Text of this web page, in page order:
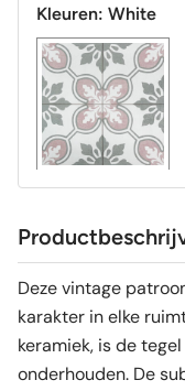
Kleuren: White
Deze vintage
karakter in elke
keramiek, is de
onderhouden. De